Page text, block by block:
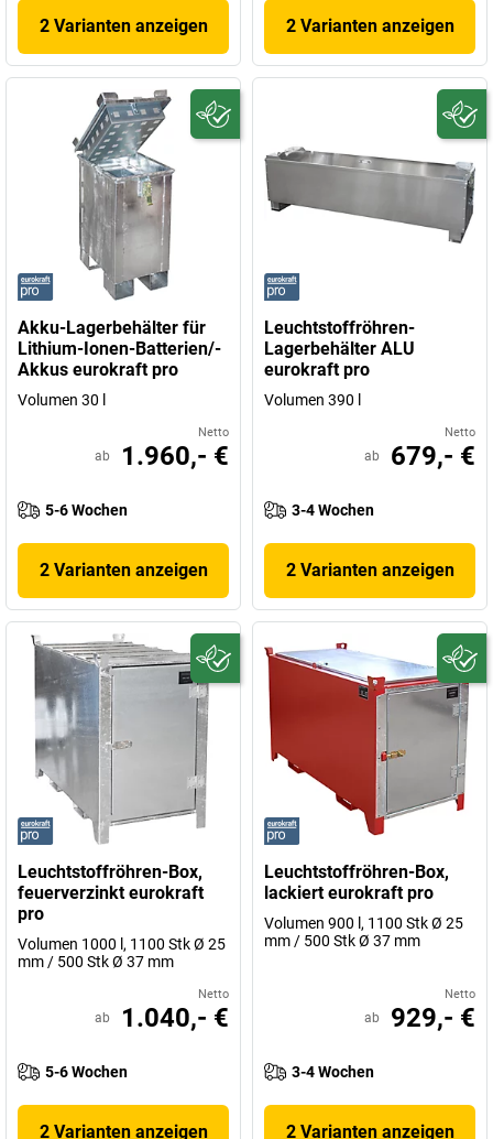
2 Varianten anzeigen 2 Varianten anzeigen
Akku-Lagerbehälter für
Lithium-Ionen-Batterien/-
Akkus eurokraft pro
Volumen 30 l
Netto
ab 1.960,- €
5-6 Wochen
2 Varianten anzeigen
Leuchtstoffröhren-
Lagerbehälter ALU
eurokraft pro
Volumen 390 l
Netto
ab 679,- €
3-4 Wochen
2 Varianten anzeigen
Leuchtstoffröhren-Box,
feuerverzinkt eurokraft
pro
Volumen 1000 l, 1100 Stk Ø 25
mm / 500 Stk Ø 37 mm
Netto
ab 1.040,- €
5-6 Wochen
2 Varianten anzeigen
Leuchtstoffröhren-Box,
lackiert eurokraft pro
Volumen 900 l, 1100 Stk Ø 25
mm / 500 Stk Ø 37 mm
Netto
ab 929,- €
3-4 Wochen
2 Varianten anzeigen